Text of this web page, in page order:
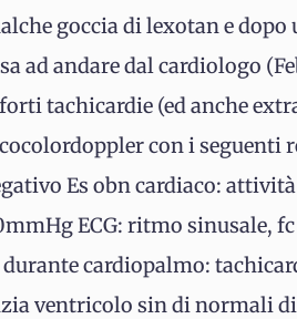
goccia di lexotan e dopo
ad andare dal cardiologo
tachicardie (ed anche
con i seguenti
Es obn cardiaco:
ECG: ritmo sinusale,
cardiopalmo:
ventricolo sin di normali